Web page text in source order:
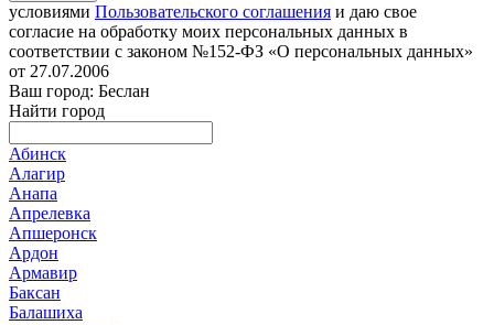
условиями Пользовательского соглашения и даю свое
согласие на обработку моих персональных данных в
соответствии с законом №152-ФЗ «О персональных данных»
от 27.07.2006
Ваш город: Беслан
Найти город
Абинск
Алагир
Анапа
Апрелевка
Апшеронск
Ардон
Армавир
Баксан
Балашиха